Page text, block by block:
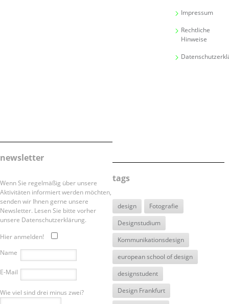
Impressum
Rechtliche
Hinweise
newsletter
Wenn Sie regelmäßig über unsere
Aktivitäten informiert werden möchten,
senden wir Ihnen gerne unsere
Newsletter. Lesen Sie bitte vorher
unsere Datenschutzerklärung.
Hier anmelden!
Name
E-Mail
Wie viel sind drei minus zwei?
tags
design
Fotografie
Designstudium
Kommunikationsdesign
european school of design
designstudent
Design Frankfurt